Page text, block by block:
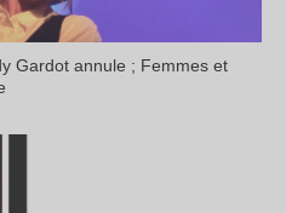
Gardot annule ; Femmes et